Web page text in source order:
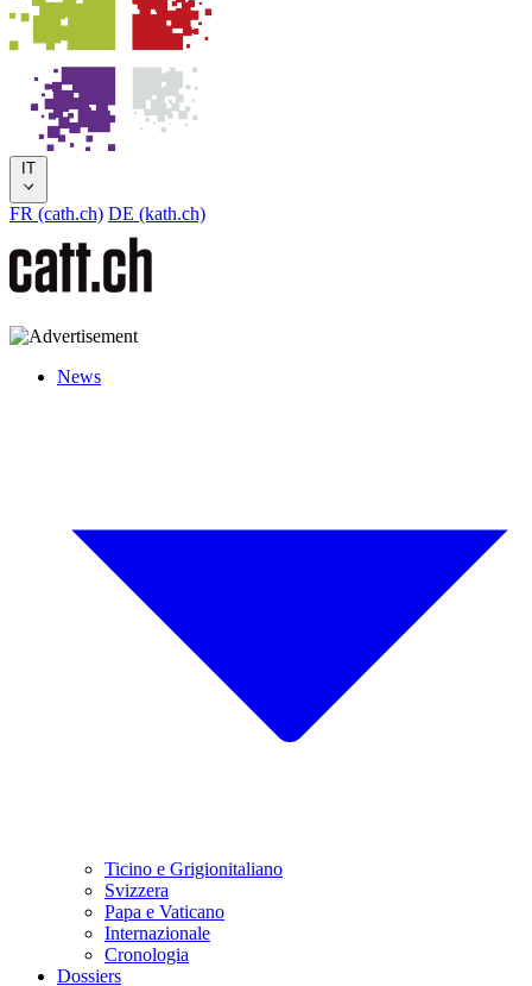
IT
FR (cath.ch) DE (kath.ch)
News
Ticino e Grigionitaliano
Svizzera
Papa e Vaticano
Internazionale
Cronologia
Dossiers